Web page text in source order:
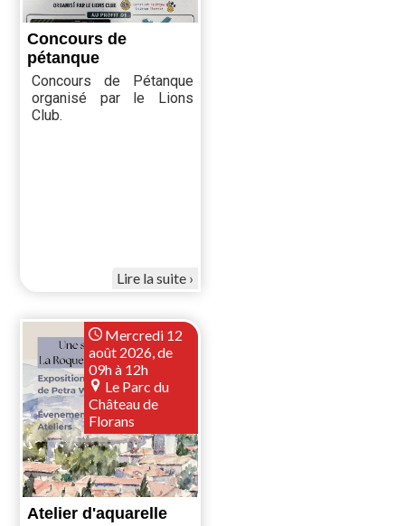
Concours de
pétanque
Concours de Pétanque
organisé par le Lions
Club.
Lire la suite
Mercredi 12
août 2026, de
09h à 12h
Le Parc du
Château de
Florans
Atelier d'aquarelle